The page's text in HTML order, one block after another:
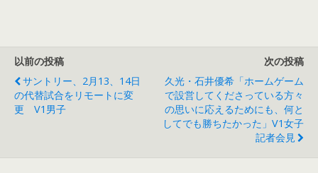
以前の投稿
サントリー、2月13、14日
の代替試合をリモートに変
更 V1男子
次の投稿
久光・石井優希「ホームゲーム
で設営してくださっている方々
の思いに応えるためにも、何と
してでも勝ちたかった」V1女子
記者会見